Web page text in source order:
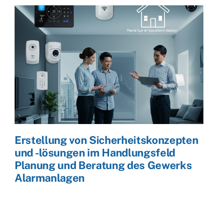
Erstellung von Sicherheitskonzepten
und -lösungen im Handlungsfeld
Planung und Beratung des Gewerks
Alarmanlagen